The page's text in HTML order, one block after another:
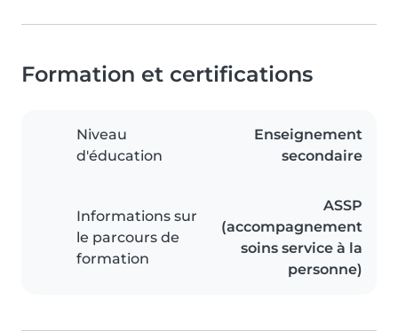
Formation et certifications
Niveau
d'éducation
Enseignement
secondaire
Informations sur
le parcours de
formation
ASSP
(accompagnement
soins service à la
personne)